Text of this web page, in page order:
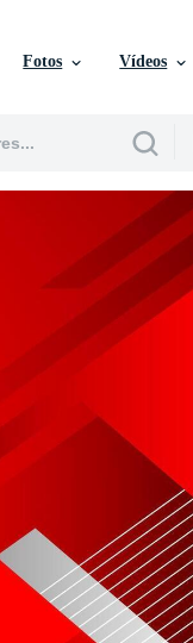
Fotos Vídeos